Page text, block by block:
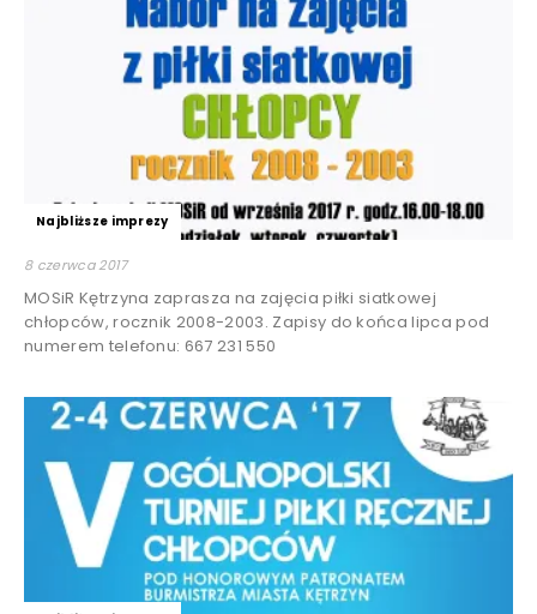
Najbliższe imprezy
8 czerwca 2017
MOSiR Kętrzyna zaprasza na zajęcia piłki siatkowej
chłopców, rocznik 2008-2003. Zapisy do końca lipca pod
numerem telefonu: 667 231 550